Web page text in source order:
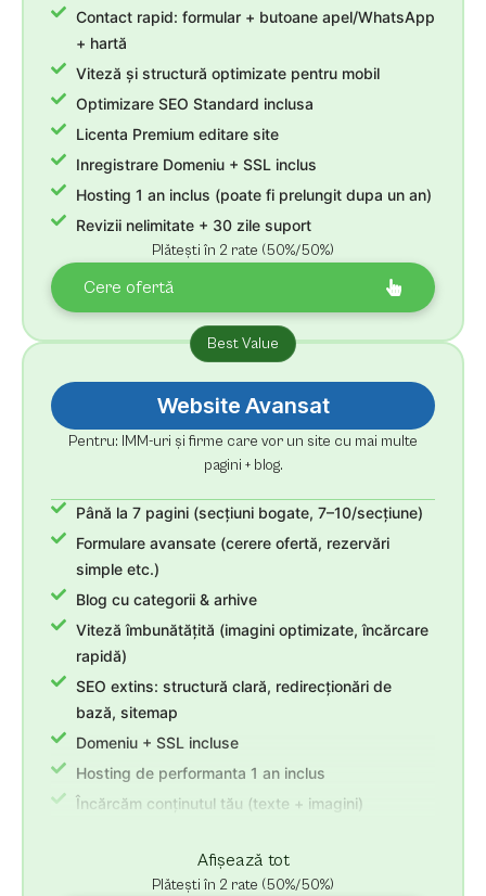
Contact rapid: formular + butoane apel/WhatsApp
+ hartă
Viteză și structură optimizate pentru mobil
Optimizare SEO Standard inclusa
Licenta Premium editare site
Inregistrare Domeniu + SSL inclus
Hosting 1 an inclus (poate fi prelungit dupa un an)
Revizii nelimitate + 30 zile suport
Plătești în 2 rate (50%/50%)
Cere ofertă
Website Avansat
Pentru: IMM-uri și firme care vor un site cu mai multe
pagini + blog.
Până la 7 pagini (secțiuni bogate, 7–10/secțiune)
Formulare avansate (cerere ofertă, rezervări
simple etc.)
Blog cu categorii & arhive
Viteză îmbunătățită (imagini optimizate, încărcare
rapidă)
SEO extins: structură clară, redirecționări de
bază, sitemap
Domeniu + SSL incluse
Hosting de performanta 1 an inclus
Încărcăm conținutul tău (texte + imagini)
Afișează tot
Plătești în 2 rate (50%/50%)
Best Value